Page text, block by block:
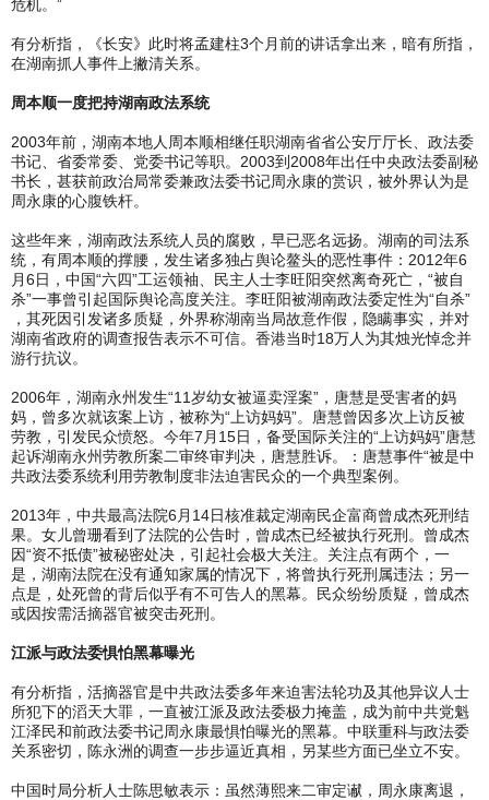
危机。”
有分析指，《长安》此时将孟建柱3个月前的讲话拿出来，暗有所指，
在湖南抓人事件上撇清关系。
周本顺一度把持湖南政法系统
2003年前，湖南本地人周本顺相继任职湖南省省公安厅厅长、政法委
书记、省委常委、党委书记等职。2003到2008年出任中央政法委副秘
书长，甚获前政治局常委兼政法委书记周永康的赏识，被外界认为是
周永康的心腹铁杆。
这些年来，湖南政法系统人员的腐败，早已恶名远扬。湖南的司法系
统，有周本顺的撑腰，发生诸多独占舆论鳌头的恶性事件：2012年6
月6日，中国“六四”工运领袖、民主人士李旺阳突然离奇死亡，“被自
杀”一事曾引起国际舆论高度关注。李旺阳被湖南政法委定性为“自杀”
，其死因引发诸多质疑，外界称湖南当局故意作假，隐瞒事实，并对
湖南省政府的调查报告表示不可信。香港当时18万人为其烛光悼念并
游行抗议。
2006年，湖南永州发生“11岁幼女被逼卖淫案”，唐慧是受害者的妈
妈，曾多次就该案上访，被称为“上访妈妈”。唐慧曾因多次上访反被
劳教，引发民众愤怒。今年7月15日，备受国际关注的“上访妈妈”唐慧
起诉湖南永州劳教所案二审终审判决，唐慧胜诉。：唐慧事件“被是中
共政法委系统利用劳教制度非法迫害民众的一个典型案例。
2013年，中共最高法院6月14日核准裁定湖南民企富商曾成杰死刑结
果。女儿曾珊看到了法院的公告时，曾成杰已经被执行死刑。曾成杰
因“资不抵债”被秘密处决，引起社会极大关注。关注点有两个，一
是，湖南法院在没有通知家属的情况下，将曾执行死刑属违法；另一
点是，处死曾的背后似乎有不可告人的黑幕。民众纷纷质疑，曾成杰
或因按需活摘器官被突击死刑。
江派与政法委惧怕黑幕曝光
有分析指，活摘器官是中共政法委多年来迫害法轮功及其他异议人士
所犯下的滔天大罪，一直被江派及政法委极力掩盖，成为前中共党魁
江泽民和前政法委书记周永康最惧怕曝光的黑幕。中联重科与政法委
关系密切，陈永洲的调查一步步逼近真相，另某些方面已坐立不安。
中国时局分析人士陈思敏表示：虽然薄熙来二审定谳，周永康离退，